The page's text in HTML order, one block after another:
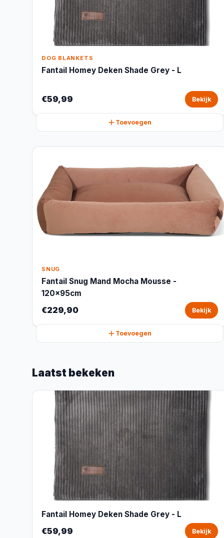
DOG BLANKETS
Fantail Homey Deken Shade Grey - L
€59,99 Bekijk
Toevoegen
SNUG
Fantail Snug Mand Mocha Mousse -
120x95cm
€229,90 Bekijk
Toevoegen
Laatst bekeken
Fantail Homey Deken Shade Grey - L
€59,99 Bekijk